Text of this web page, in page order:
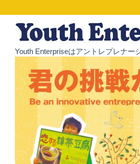
Youth Enterpriseはアントレプレナ